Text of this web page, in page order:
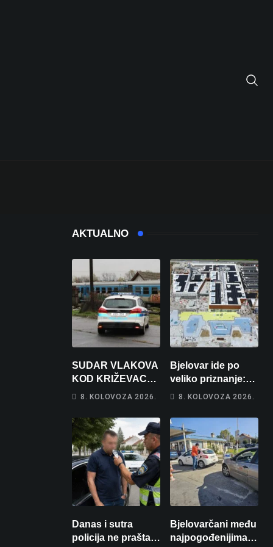
AKTUALNO
SUDAR VLAKOVA
KOD KRIŽEVACA:
Ima ozlijeđenih,
odvezena
helikopterom
8. KOLOVOZA 2026.
Bjelovar ide po
veliko priznanje:
Hrebak danas u
Wellovar za
domaćina
Europskog
prvenstva
8. KOLOVOZA 2026.
Danas i sutra
policija ne prašta:
Bjelovarčani među
najpogođenijima: